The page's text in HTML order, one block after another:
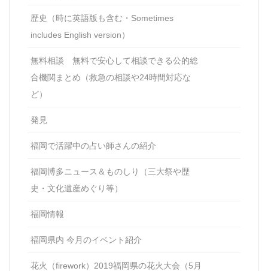
歴史（時に英語版も含む・Sometimes
includes English version）
無料相談 無料で安心して相談できる公的総
合機関まとめ（救急の相談や24時間対応な
ど）
発見
福岡で活躍中の占い師さんの紹介
福岡博多ニュース＆ものしり（三大祭や歴
史・文化遺産めぐり等）
福岡情報
福岡県内 今月のイベント紹介
花火（firework）2019福岡県の花火大会（5月